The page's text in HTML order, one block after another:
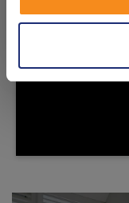
Kom